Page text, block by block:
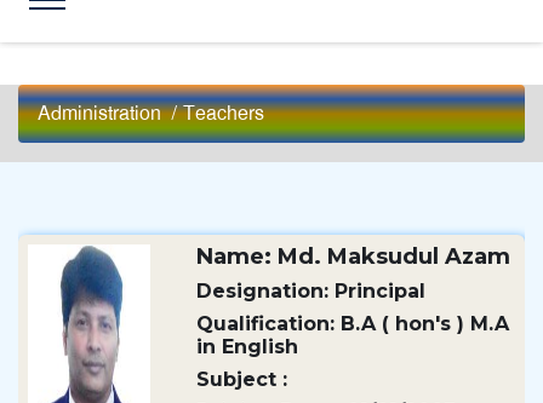
Administration/Teachers
Name: Md. Maksudul Azam
Designation: Principal
Qualification: B.A ( hon's ) M.A
in English
Subject :